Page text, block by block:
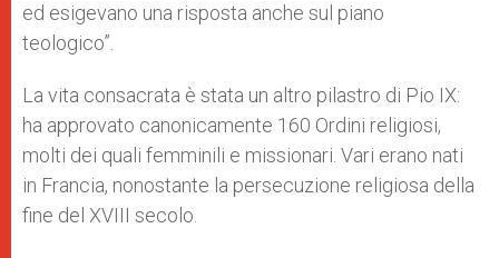
ed esigevano una risposta anche sul piano
teologico”.
La vita consacrata è stata un altro pilastro di Pio IX:
ha approvato canonicamente 160 Ordini religiosi,
molti dei quali femminili e missionari. Vari erano nati
in Francia, nonostante la persecuzione religiosa della
fine del XVIII secolo.